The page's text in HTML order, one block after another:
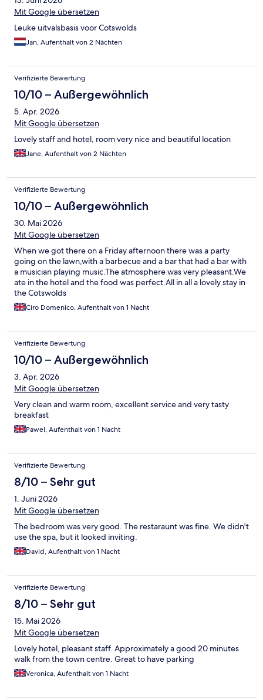
Mit Google übersetzen
Leuke uitvalsbasis voor Cotswolds
Jan, Aufenthalt von 2 Nächten
Verifizierte Bewertung
10/10 – Außergewöhnlich
5. Apr. 2026
Mit Google übersetzen
Lovely staff and hotel, room very nice and beautiful location
Jane, Aufenthalt von 2 Nächten
Verifizierte Bewertung
10/10 – Außergewöhnlich
30. Mai 2026
Mit Google übersetzen
When we got there on a Friday afternoon there was a party
going on the lawn,with a barbecue and a bar that had a bar with
a musician playing music.The atmosphere was very pleasant.We
ate in the hotel and the food was perfect.All in all a lovely stay in
the Cotswolds
Ciro Domenico, Aufenthalt von 1 Nacht
Verifizierte Bewertung
10/10 – Außergewöhnlich
3. Apr. 2026
Mit Google übersetzen
Very clean and warm room, excellent service and very tasty
breakfast
Pawel, Aufenthalt von 1 Nacht
Verifizierte Bewertung
8/10 – Sehr gut
1. Juni 2026
Mit Google übersetzen
The bedroom was very good. The restaraunt was fine. We didn't
use the spa, but it looked inviting.
David, Aufenthalt von 1 Nacht
Verifizierte Bewertung
8/10 – Sehr gut
15. Mai 2026
Mit Google übersetzen
Lovely hotel, pleasant staff. Approximately a good 20 minutes
walk from the town centre. Great to have parking
Veronica, Aufenthalt von 1 Nacht